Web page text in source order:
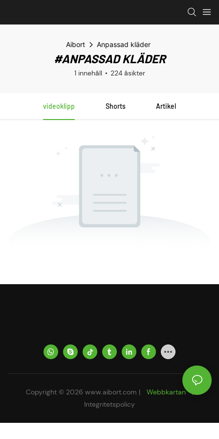
Aibort Anpassad kläder
#ANPASSAD KLÄDER
1 innehåll 224 åsikter
videoklipp Shorts Artikel
Copyright © 2026 www.aibort.com | Webbkartan |
Integritetspolicy